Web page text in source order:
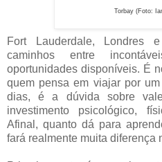
Torbay (Foto:
Fort Lauderdale, Londres
caminhos entre
oportunidades disponíveis. É
quem pensa em viajar por
dias, é a dúvida sobre
investimento psicológico,
Afinal, quanto dá para
fará realmente muita diferença